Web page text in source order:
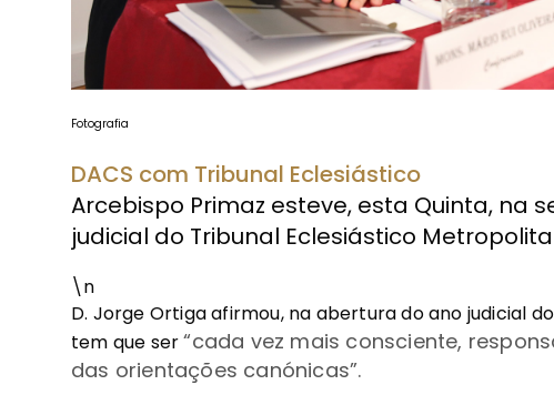
Fotografia
DACS com Tribunal Eclesiástico
Arcebispo Primaz esteve, esta Quinta, na
judicial do Tribunal Eclesiástico
\n
D. Jorge Ortiga afirmou, na abertura do ano judicial
tem que ser“cada vez mais consciente,
das orientações canónicas”.